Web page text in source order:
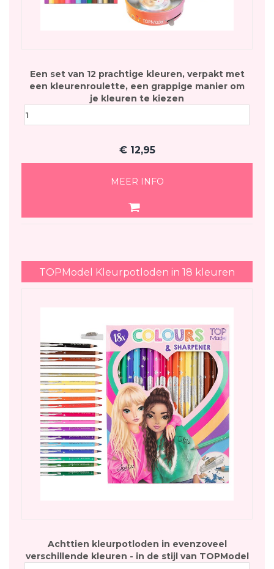
Een set van 12 prachtige kleuren, verpakt met
een kleurenroulette, een grappige manier om
je kleuren te kiezen
€ 12,95
MEER INFO
TOPModel Kleurpotloden in 18 kleuren
Achttien kleurpotloden in evenzoveel
verschillende kleuren - in de stijl van TOPModel